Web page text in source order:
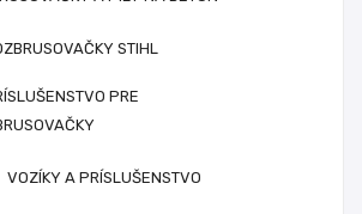
STIHL
PRE
VOZÍKY A PRÍSLUŠENSTVO